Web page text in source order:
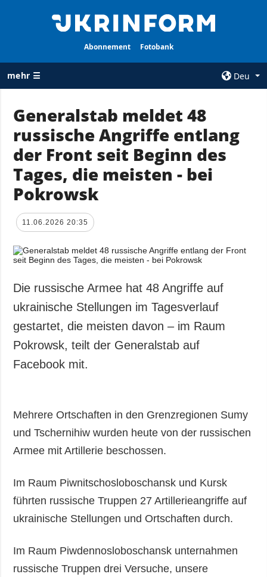
Abonnement Fotobank
mehr ☰
Deu
ALLE
RUBRIKEN
Krieg
Wiederaufbau
der Ukraine
Politik
Wirtschaft
Militär
Kultur
Sport
Kriminalität
Notstand und
Notfälle
AGENTUR
Über uns
Kontakte
personenbezogener
Daten
Interview
Fotos
Video
Fotobank
Generalstab meldet 48
russische Angriffe entlang
der Front seit Beginn des
Tages, die meisten - bei
Pokrowsk
11.06.2026 20:35
Die russische Armee hat 48 Angriffe auf
ukrainische Stellungen im Tagesverlauf
gestartet, die meisten davon – im Raum
Pokrowsk, teilt der Generalstab auf
Facebook mit.
Mehrere Ortschaften in den Grenzregionen Sumy
und Tschernihiw wurden heute von der russischen
Armee mit Artillerie beschossen.
Im Raum Piwnitschosloboschansk und Kursk
führten russische Truppen 27 Artillerieangriffe auf
ukrainische Stellungen und Ortschaften durch.
Im Raum Piwdennosloboschansk unternahmen
russische Truppen drei Versuche, unsere